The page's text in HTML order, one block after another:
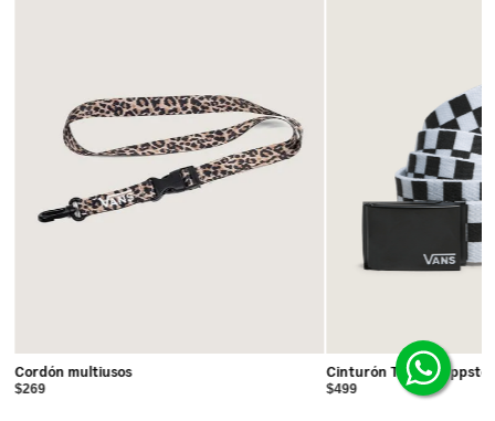
Cordón multiusos
$269
Cinturón Tejido Deppster
$499